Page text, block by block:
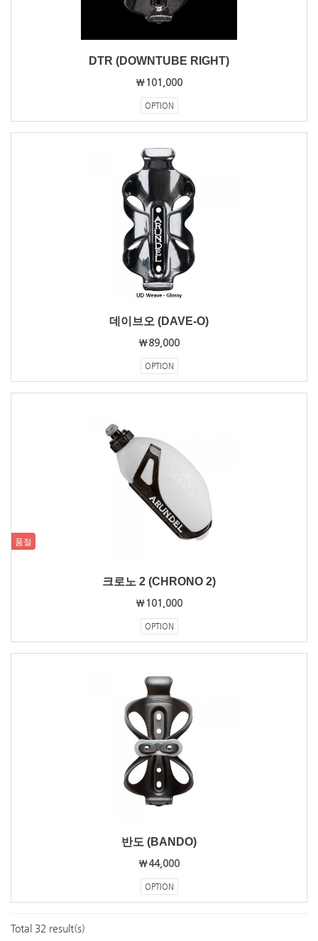
DTR (DOWNTUBE RIGHT)
₩101,000
OPTION
데이브오 (DAVE-O)
₩89,000
OPTION
품절
크로노 2 (CHRONO 2)
₩101,000
OPTION
반도 (BANDO)
₩44,000
OPTION
Total 32 result(s)